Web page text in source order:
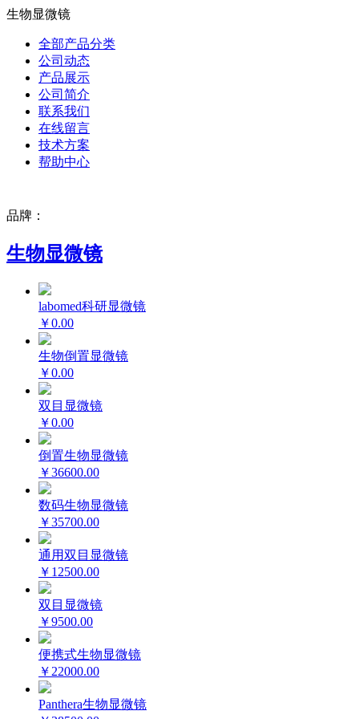
生物显微镜
全部产品分类
公司动态
产品展示
公司简介
联系我们
在线留言
技术方案
帮助中心
品牌：
生物显微镜
labomed科研显微镜
￥0.00
生物倒置显微镜
￥0.00
双目显微镜
￥0.00
倒置生物显微镜
￥36600.00
数码生物显微镜
￥35700.00
通用双目显微镜
￥12500.00
双目显微镜
￥9500.00
便携式生物显微镜
￥22000.00
Panthera生物显微镜